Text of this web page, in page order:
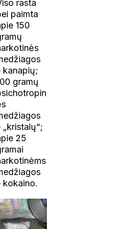
rasta
paimta
150
kanapių;
gramų
„kristalų“;
25
kokaino.